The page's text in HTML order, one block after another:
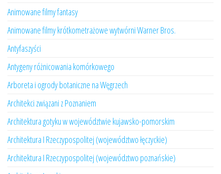
Animowane filmy fantasy
Animowane filmy krótkometrażowe wytwórni Warner Bros.
Antyfaszyści
Antygeny różnicowania komórkowego
Arboreta i ogrody botaniczne na Węgrzech
Architekci związani z Poznaniem
Architektura gotyku w województwie kujawsko-pomorskim
Architektura I Rzeczypospolitej (województwo łęczyckie)
Architektura I Rzeczypospolitej (województwo poznańskie)